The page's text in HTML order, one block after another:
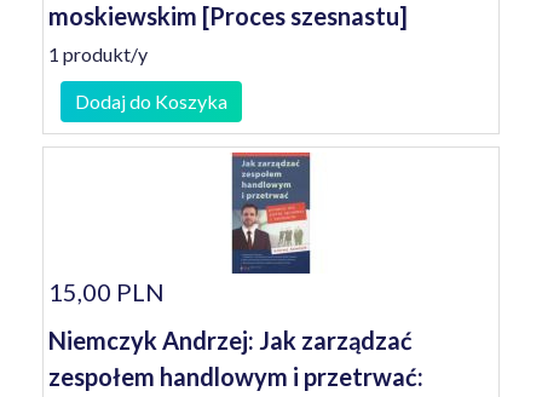
moskiewskim [Proces szesnastu]
1 produkt/y
Dodaj do Koszyka
15,00 PLN
Niemczyk Andrzej: Jak zarządzać
zespołem handlowym i przetrwać: